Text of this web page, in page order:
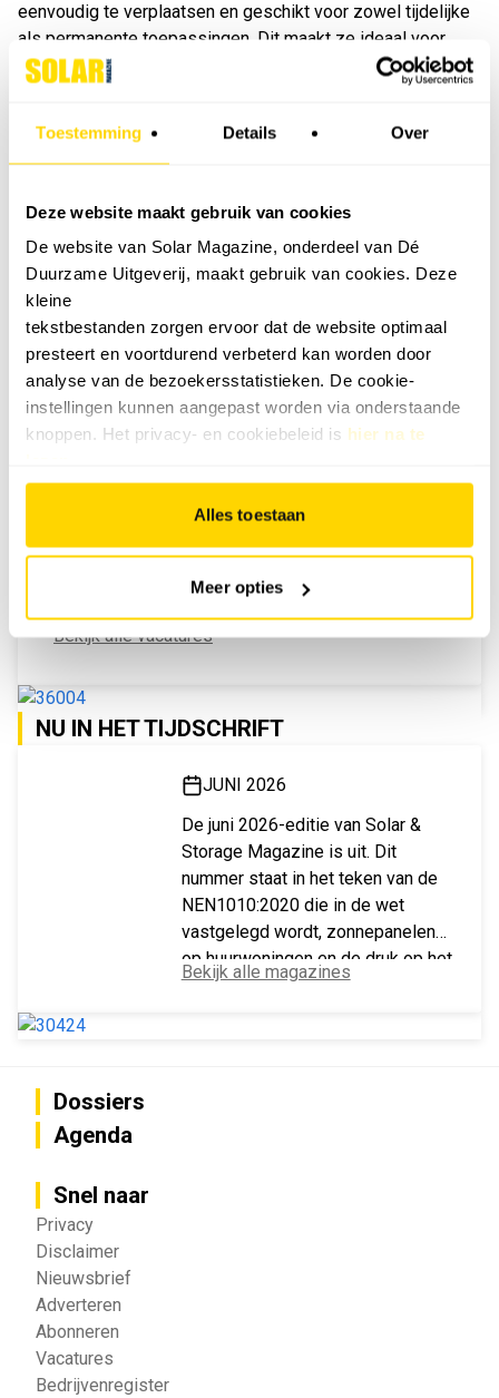
Toestemming Details Over
Deze website maakt gebruik van cookies
De website van Solar Magazine, onderdeel van Dé
Duurzame Uitgeverij, maakt gebruik van cookies. Deze
kleine
tekstbestanden zorgen ervoor dat de website optimaal
presteert en voortdurend verbeterd kan worden door
analyse van de bezoekersstatistieken. De cookie-
instellingen kunnen aangepast worden via onderstaande
knoppen. Het privacy- en cookiebeleid is hier na te
Alles toestaan
Meer opties
eenvoudig te verplaatsen en geschikt voor zowel tijdelijke
als permanente toepassingen. Dit maakt ze ideaal voor
ondersteuning van zonne- en windparken, het voorkomen
van netcongestie en het verbeteren van energie-efficiëntie
actief deelnemen aan energiemarkten, waardoor bedrijven
niet alleen grip krijgen op hun energieverbruik, maar ook
Met een sterke focus op technologie en duurzaamheid
positioneert Boltainer zich als een sleutelspeler in de
energietransitie. Door samenwerkingen met netbeheerders,
bedrijven en energiehandelaren draagt het bedrijf bij aan
een stabieler, duurzamer en kostenefficiënter
energiesysteem.
MEEST GELEZEN
Bekijk alle vacatures
NU IN HET TIJDSCHRIFT
JUNI 2026
De juni 2026-editie van Solar &
Storage Magazine is uit. Dit
nummer staat in het teken van de
NEN1010:2020 die in de wet
vastgelegd wordt, zonnepanelen
op huurwoningen en de druk op het
Vlaamse stroomnet.
Bekijk alle magazines
Dossiers
Agenda
Snel naar
Privacy
Disclaimer
Nieuwsbrief
Adverteren
Abonneren
Vacatures
Bedrijvenregister